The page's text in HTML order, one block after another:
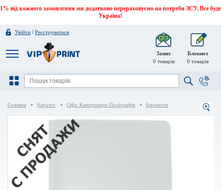
1% від кожного замовлення ми додатково перераховуємо на потреби ЗСУ. Все буде
Україна!
Увійти /Реєструватися
Запит
0 товарів
Блокнот
0 товарів
Головна Каталог Офіс Канцтовари Поліграфія Блокноти